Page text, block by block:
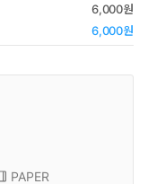
6,000원
6,000원
PAPER